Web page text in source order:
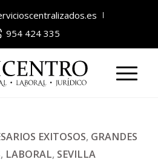
954 424 335
EXITOSOS, GRANDES
, LABORAL, SEVILLA